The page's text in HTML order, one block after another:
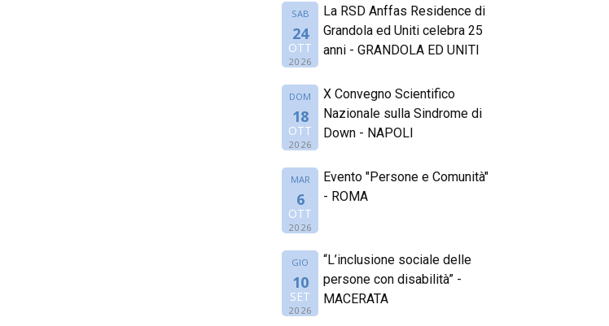
SAB
24
OTT
2026
La RSD Anffas Residence di
Grandola ed Uniti celebra 25
anni - GRANDOLA ED UNITI
DOM
18
OTT
2026
X Convegno Scientifico
Nazionale sulla Sindrome di
Down - NAPOLI
MAR
6
OTT
2026
Evento "Persone e Comunità"
- ROMA
GIO
10
SET
2026
“L’inclusione sociale delle
persone con disabilità” -
MACERATA